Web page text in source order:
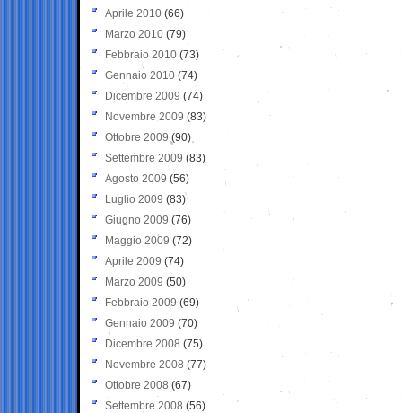
Aprile 2010 (66)
Marzo 2010 (79)
Febbraio 2010 (73)
Gennaio 2010 (74)
Dicembre 2009 (74)
Novembre 2009 (83)
Ottobre 2009 (90)
Settembre 2009 (83)
Agosto 2009 (56)
Luglio 2009 (83)
Giugno 2009 (76)
Maggio 2009 (72)
Aprile 2009 (74)
Marzo 2009 (50)
Febbraio 2009 (69)
Gennaio 2009 (70)
Dicembre 2008 (75)
Novembre 2008 (77)
Ottobre 2008 (67)
Settembre 2008 (56)